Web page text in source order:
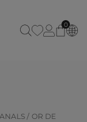
0
OR DE